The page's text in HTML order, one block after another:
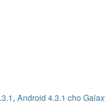
, Android 4.3.1 cho